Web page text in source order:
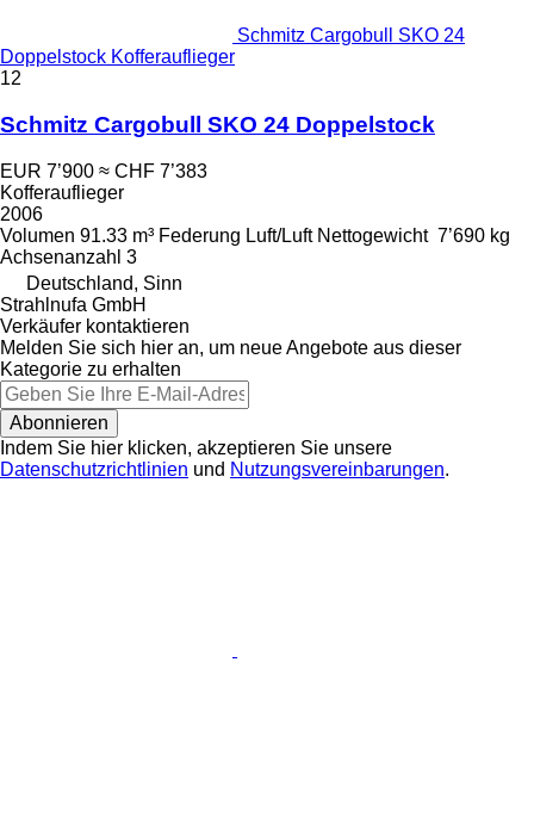
Schmitz Cargobull SKO 24
Doppelstock Kofferauflieger
12
Schmitz Cargobull SKO 24 Doppelstock
EUR 7’900 ≈ CHF 7’383
Kofferauflieger
2006
Volumen 91.33 m³ Federung Luft/Luft Nettogewicht 7’690 kg
Achsenanzahl 3
Deutschland, Sinn
Strahlnufa GmbH
Verkäufer kontaktieren
Melden Sie sich hier an, um neue Angebote aus dieser
Kategorie zu erhalten
Abonnieren
Indem Sie hier klicken, akzeptieren Sie unsere
Datenschutzrichtlinien und Nutzungsvereinbarungen.